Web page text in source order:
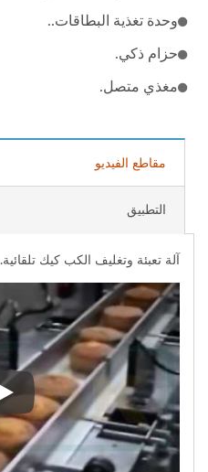
وحدة تغذية البطاقات..
حزام ذكي.
مغذي متصل.
مقاطع الفيديو
التطبيق
آلة تعبئة وتغليف الكب كيك تلقائية.